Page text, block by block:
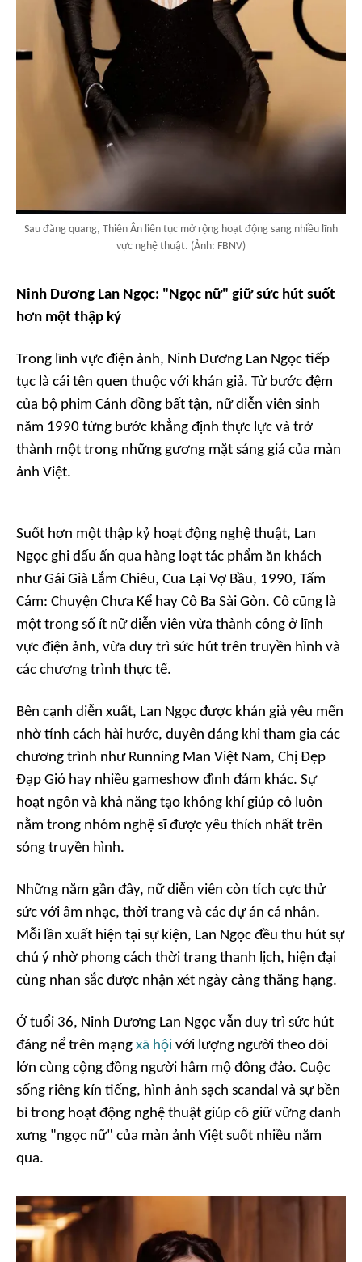
Sau đăng quang, Thiên Ân liên tục mở rộng hoạt động sang nhiều lĩnh
vực nghệ thuật. (Ảnh: FBNV)
Ninh Dương Lan Ngọc: "Ngọc nữ" giữ sức hút suốt
hơn một thập kỷ
Trong lĩnh vực điện ảnh, Ninh Dương Lan Ngọc tiếp
tục là cái tên quen thuộc với khán giả. Từ bước đệm
của bộ phim Cánh đồng bất tận, nữ diễn viên sinh
năm 1990 từng bước khẳng định thực lực và trở
thành một trong những gương mặt sáng giá của màn
ảnh Việt.
Suốt hơn một thập kỷ hoạt động nghệ thuật, Lan
Ngọc ghi dấu ấn qua hàng loạt tác phẩm ăn khách
nhưGái Già Lắm Chiêu, Cua Lại Vợ Bầu, 1990, Tấm
Cám: Chuyện Chưa Kể hay Cô Ba Sài Gòn. Cô cũng là
một trong số ít nữ diễn viên vừa thành công ở lĩnh
vực điện ảnh, vừa duy trì sức hút trên truyền hình và
các chương trình thực tế.
Bên cạnh diễn xuất, Lan Ngọc được khán giả yêu mến
nhờ tính cách hài hước, duyên dáng khi tham gia các
chương trình như Running Man Việt Nam, Chị Đẹp
Đạp Gió hay nhiều gameshow đình đám khác. Sự
hoạt ngôn và khả năng tạo không khí giúp cô luôn
nằm trong nhóm nghệ sĩ được yêu thích nhất trên
sóng truyền hình.
Những năm gần đây, nữ diễn viên còn tích cực thử
sức với âm nhạc, thời trang và các dự án cá nhân.
Mỗi lần xuất hiện tại sự kiện, Lan Ngọc đều thu hút sự
chú ý nhờ phong cách thời trang thanh lịch, hiện đại
cùng nhan sắc được nhận xét ngày càng thăng hạng.
Ở tuổi 36, Ninh Dương Lan Ngọc vẫn duy trì sức hút
đáng nể trên mạng xã hội với lượng người theo dõi
lớn cùng cộng đồng người hâm mộ đông đảo. Cuộc
sống riêng kín tiếng, hình ảnh sạch scandal và sự bền
bỉ trong hoạt động nghệ thuật giúp cô giữ vững danh
xưng "ngọc nữ" của màn ảnh Việt suốt nhiều năm
qua.